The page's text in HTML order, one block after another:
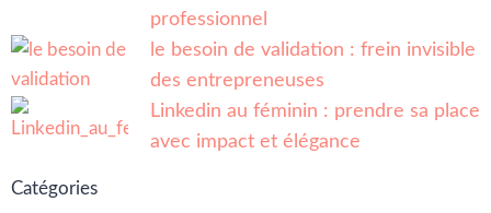
professionnel
le besoin de validation : frein invisible
des entrepreneuses
Linkedin au féminin : prendre sa place
avec impact et élégance
Catégories